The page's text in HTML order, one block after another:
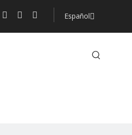
Español